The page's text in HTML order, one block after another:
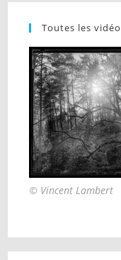
Toutes les
© Vincent Lambert